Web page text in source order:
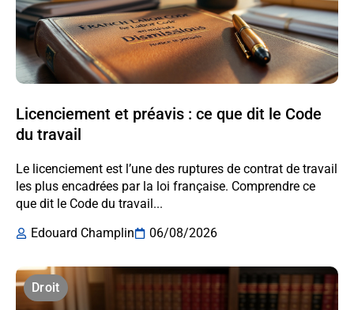
Licenciement et préavis : ce que dit le Code
du travail
Le licenciement est l’une des ruptures de contrat de travail
les plus encadrées par la loi française. Comprendre ce
que dit le Code du travail...
Edouard Champlin
06/08/2026
Droit